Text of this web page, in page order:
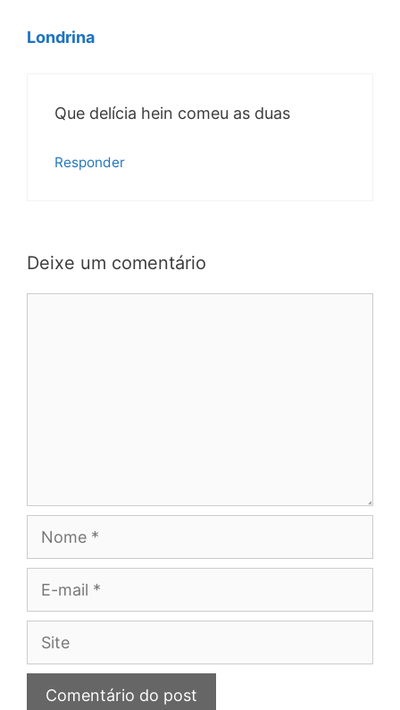
Londrina
Que delícia hein comeu as duas
Responder
Deixe um comentário
Nome
E-
Site